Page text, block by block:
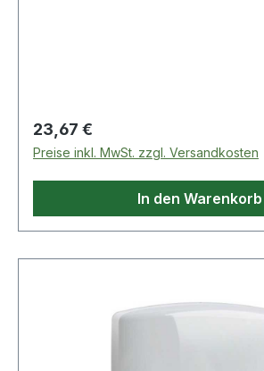
Regulärer Preis:
23,67 €
Preise inkl. MwSt. zzgl. Versandkosten
In den Warenkorb